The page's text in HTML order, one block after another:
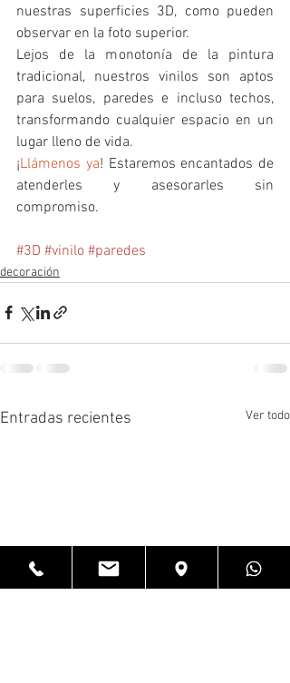
nuestras superficies 3D, como pueden
observar en la foto superior.
Lejos de la monotonía de la pintura
tradicional, nuestros vinilos son aptos
para suelos, paredes e incluso techos,
transformando cualquier espacio en un
lugar lleno de vida.
¡Llámenos ya! Estaremos encantados de
atenderles y asesorarles sin
compromiso.
#3D #vinilo #paredes
decoración
Entradas recientes Ver todo